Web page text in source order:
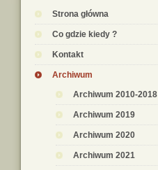
Strona główna
Co gdzie kiedy ?
Kontakt
Archiwum
Archiwum 2010-2018
Archiwum 2019
Archiwum 2020
Archiwum 2021